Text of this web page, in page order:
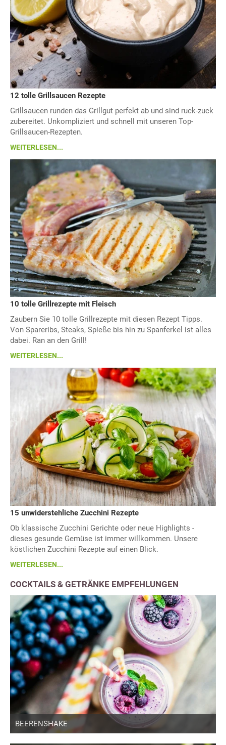
12 tolle Grillsaucen Rezepte
Grillsaucen runden das Grillgut perfekt ab und sind ruck-zuck
zubereitet. Unkompliziert und schnell mit unseren Top-
Grillsaucen-Rezepten.
WEITERLESEN...
10 tolle Grillrezepte mit Fleisch
Zaubern Sie 10 tolle Grillrezepte mit diesen Rezept Tipps.
Von Spareribs, Steaks, Spieße bis hin zu Spanferkel ist alles
dabei. Ran an den Grill!
WEITERLESEN...
15 unwiderstehliche Zucchini Rezepte
Ob klassische Zucchini Gerichte oder neue Highlights -
dieses gesunde Gemüse ist immer willkommen. Unsere
köstlichen Zucchini Rezepte auf einen Blick.
WEITERLESEN...
COCKTAILS & GETRÄNKE EMPFEHLUNGEN
BEERENSHAKE